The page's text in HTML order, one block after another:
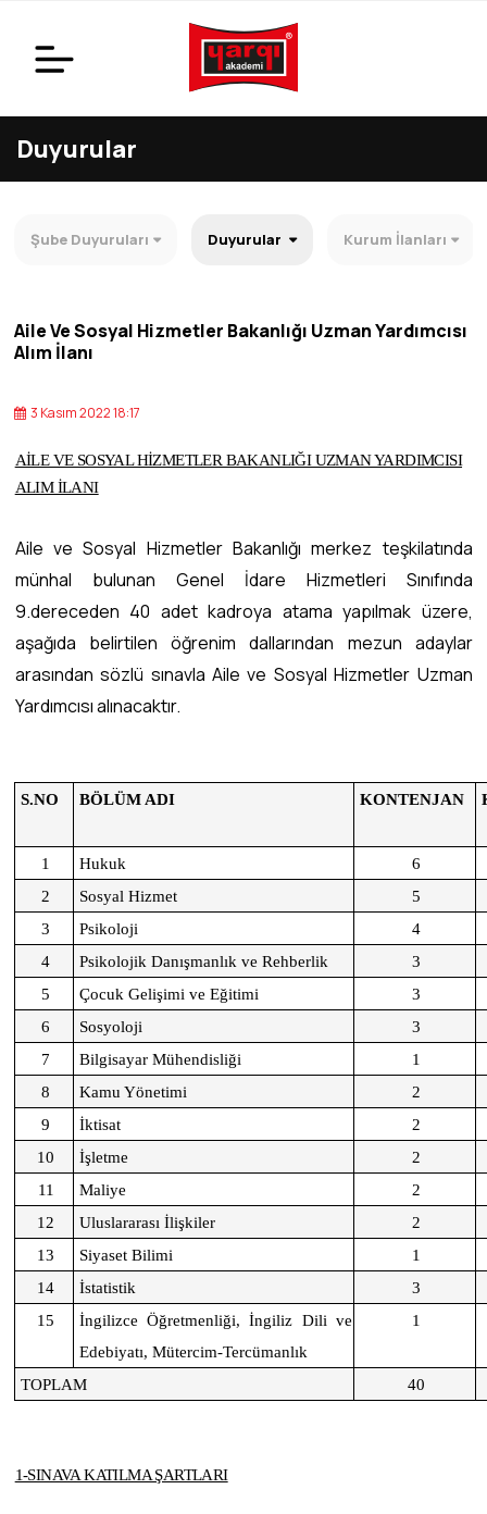
Duyurular
Şube Duyuruları Duyurular Kurum İlanları
Aile Ve Sosyal Hizmetler Bakanlığı Uzman Yardımcısı
Alım İlanı
3 Kasım 2022 18:17
AİLE VE SOSYAL HİZMETLER BAKANLIĞI UZMAN YARDIMCISI
ALIM İLANI
Aile ve Sosyal Hizmetler Bakanlığı merkez teşkilatında
münhal bulunan Genel İdare Hizmetleri Sınıfında
9.dereceden 40 adet kadroya atama yapılmak üzere,
aşağıda belirtilen öğrenim dallarından mezun adaylar
arasından sözlü sınavla Aile ve Sosyal Hizmetler Uzman
Yardımcısı alınacaktır.
S.NO BÖLÜM ADI KONTENJAN
1 Hukuk
6
2
Sosyal Hizmet
5
3
Psikoloji
4
4
Psikolojik Danışmanlık ve Rehberlik
3
5
Çocuk Gelişimi ve Eğitimi
3
6
Sosyoloji
3
7
Bilgisayar Mühendisliği
1
8
Kamu Yönetimi
2
9
İktisat
2
10
İşletme
2
11
Maliye
2
12
Uluslararası İlişkiler
2
13
Siyaset Bilimi
1
14
İstatistik
3
15
İngilizce Öğretmenliği, İngiliz Dili ve
Edebiyatı, Mütercim-Tercümanlık
1
TOPLAM 40
1-SINAVA KATILMA ŞARTLARI